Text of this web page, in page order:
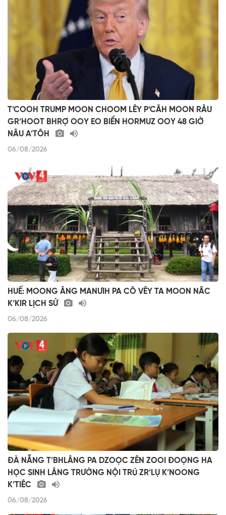
T’COOH TRUMP MOON CHOOM LÊY P’CĂH MOON RÂU
GR’HOOT BHRỢ OOY EO BIỂN HORMUZ OOY 48 GIỜ
NÂU A’TÔH
06/08/2026
HUẾ: MOONG ÂNG MANƯIH PA CÔ VÊY TA MOON NĂC
K’KIR LỊCH SỬ
06/08/2026
ĐÀ NẴNG T’BHLÂNG PA DZOỌC ZÊN ZOOI ĐOỌNG HA
HỌC SINH LÂNG TRƯỜNG NỘI TRÚ ZR’LỤ K’NOONG
K’TIÊC
06/08/2026